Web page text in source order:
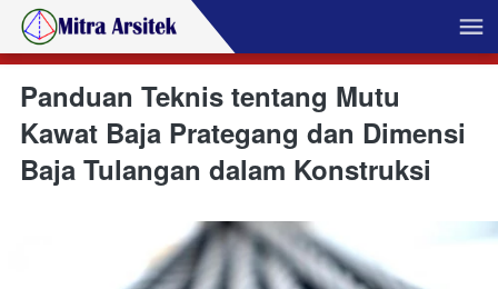
Panduan Teknis tentang Mutu
Kawat Baja Prategang dan Dimensi
Baja Tulangan dalam Konstruksi